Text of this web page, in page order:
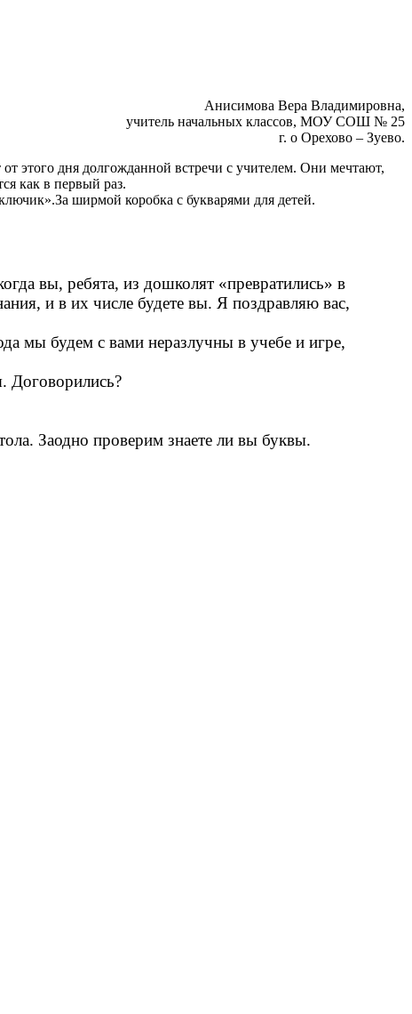
Анисимова Вера Владимировна,
учитель начальных классов, МОУ СОШ № 25
г. о Орехово – Зуево.
этого дня долгожданной встречи с учителем. Они мечтают,
как в первый раз.
ширмой коробка с букварями для детей.
вы, ребята, из дошколят «превратились» в
и в их числе будете вы. Я поздравляю вас,
мы будем с вами неразлучны в учебе и игре,
Договорились?
Заодно проверим знаете ли вы буквы.